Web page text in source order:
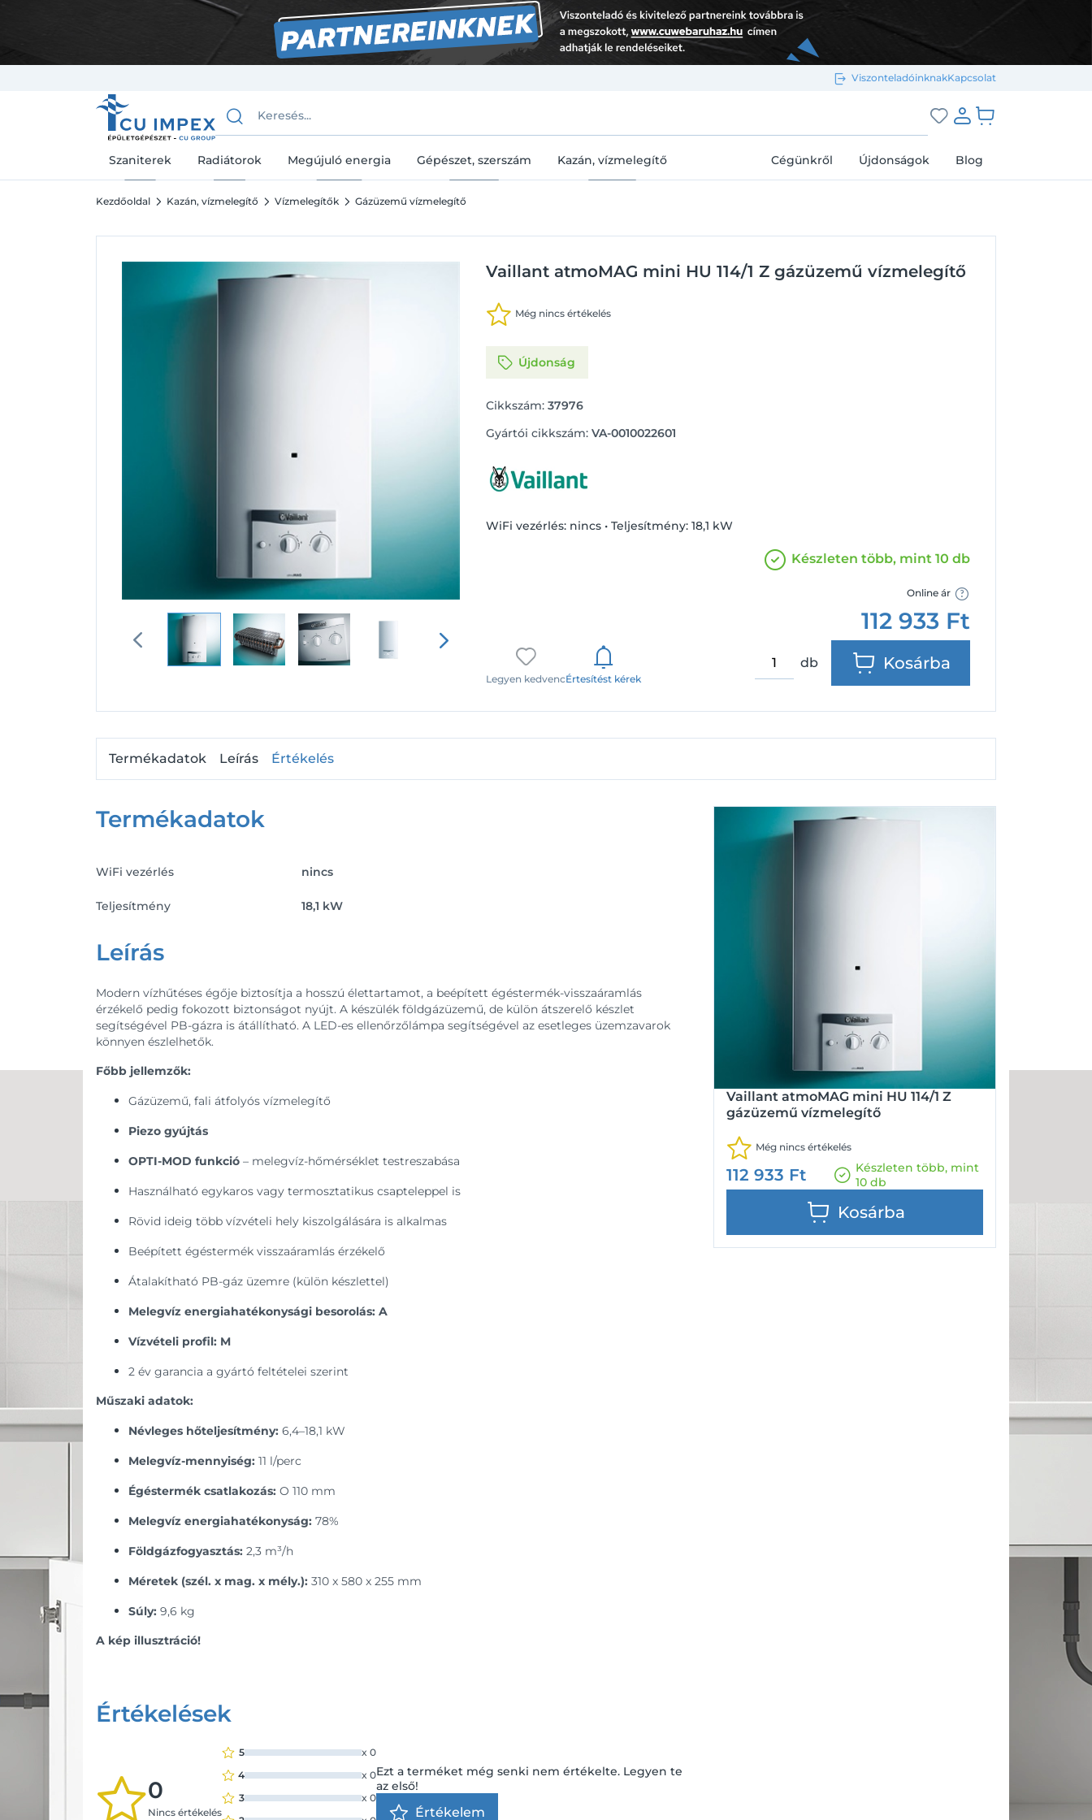
ViszonteladóinknakKapcsolat
Bejelentkezés e-mail-címmel
Szaniterek Radiátorok Megújuló energia Gépészet, szerszám Kazán, vízmelegítő Cégünkről Újdonságok Blog
Kezdőoldal Kazán, vízmelegítő Vízmelegítők Gázüzemű vízmelegítő
Vaillant atmoMAG mini HU 114/1 Z gázüzemű vízmelegítő
Még nincs értékelés
Újdonság
Cikkszám: 37976
Gyártói cikkszám: VA-0010022601
WiFi vezérlés: nincs • Teljesítmény: 18,1 kW
Legyen kedvencÉrtesítést kérek
Készleten több, mint 10 db
Online ár
112 933 Ft
db Kosárba
Vaillant atmoMAG mini HU 114/1 Z
gázüzemű vízmelegítő
Még nincs értékelés
112 933 Ft
Készleten több, mint
10 db
Kosárba
Termékadatok Leírás Értékelés
Termékadatok
WiFi vezérlés nincs
Teljesítmény 18,1 kW
Leírás
Modern vízhűtéses égője biztosítja a hosszú élettartamot, a beépített égéstermék-visszaáramlás
érzékelő pedig fokozott biztonságot nyújt. A készülék földgázüzemű, de külön átszerelő készlet
segítségével PB-gázra is átállítható. A LED-es ellenőrzőlámpa segítségével az esetleges üzemzavarok
könnyen észlelhetők.
Főbb jellemzők:
Gázüzemű, fali átfolyós vízmelegítő
Piezo gyújtás
OPTI-MOD funkció – melegvíz-hőmérséklet testreszabása
Használható egykaros vagy termosztatikus csapteleppel is
Rövid ideig több vízvételi hely kiszolgálására is alkalmas
Beépített égéstermék visszaáramlás érzékelő
Átalakítható PB-gáz üzemre (külön készlettel)
Melegvíz energiahatékonysági besorolás: A
Vízvételi profil: M
2 év garancia a gyártó feltételei szerint
Műszaki adatok:
Névleges hőteljesítmény: 6,4–18,1 kW
Melegvíz-mennyiség: 11 l/perc
Égéstermék csatlakozás: O 110 mm
Melegvíz energiahatékonyság: 78%
Földgázfogyasztás: 2,3 m³/h
Méretek (szél. x mag. x mély.): 310 x 580 x 255 mm
Súly: 9,6 kg
A kép illusztráció!
Értékelések
0
Nincs értékelés
5 x 0
4
x 0
3
x 0
Ezt a terméket még senki nem értékelte. Legyen te
az első!
Értékelem